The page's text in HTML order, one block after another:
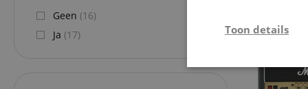
Geen (16)
Ja (17) Toon details
Strikt
noodzakelijk